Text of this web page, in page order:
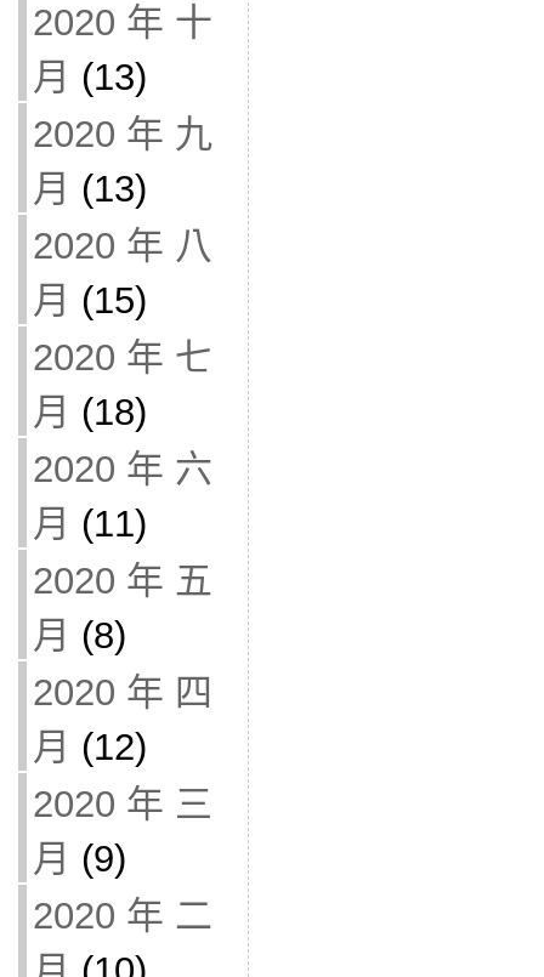
2020 年 十
月 (13)
2020 年 九
月 (13)
2020 年 八
月 (15)
2020 年 七
月 (18)
2020 年 六
月 (11)
2020 年 五
月 (8)
2020 年 四
月 (12)
2020 年 三
月 (9)
2020 年 二